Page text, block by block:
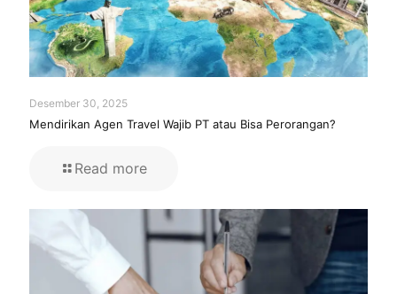
Desember 30, 2025
Mendirikan Agen Travel Wajib PT atau Bisa Perorangan?
Read more